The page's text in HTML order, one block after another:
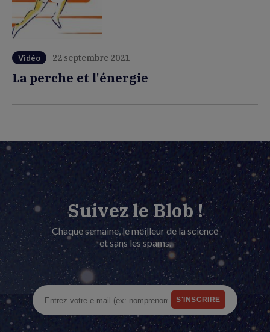
Vidéo 22 septembre 2021
La perche et l'énergie
Suivez le Blob !
Chaque semaine, le meilleur de la science
et sans les spams.